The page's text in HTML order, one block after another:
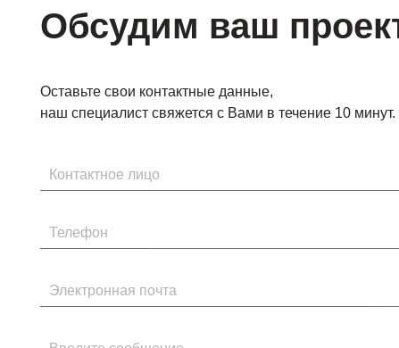
Обсудим ваш
Оставьте свои контактные данные,
наш специалист свяжется с Вами в течение 10 минут.
Имя
Телефон
Электронная почта
Введите сообщение